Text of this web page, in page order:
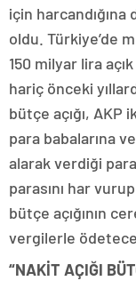
için harcandığına
oldu. Türkiye’de
150 milyar lira
hariç önceki
bütçe açığı, AKP
para babalarına
alarak verdiği
parasını har
bütçe açığının
vergilerle
“NAKİT AÇIĞI